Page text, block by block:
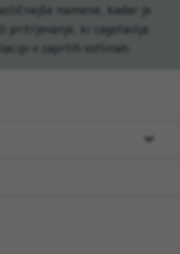
namene, kadar je
pritrjevanje, ki zagotavlja
v zaprtih votlinah.